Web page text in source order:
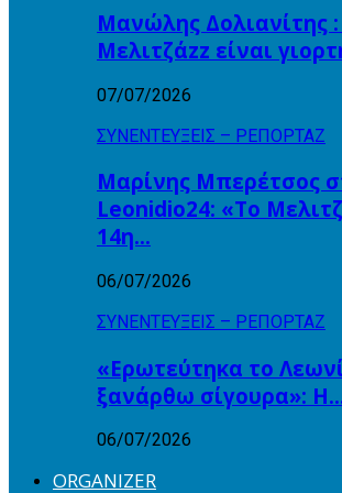
Μανώλης Δολιανίτης
Μελιτζάzz είναι
07/07/2026
ΣΥΝΕΝΤΕΥΞΕΙΣ – ΡΕΠΟΡΤΑΖ
Μαρίνης Μπερέτσος
Leonidio24: «Το
14η…
06/07/2026
ΣΥΝΕΝΤΕΥΞΕΙΣ – ΡΕΠΟΡΤΑΖ
«Ερωτεύτηκα το
ξανάρθω σίγουρα»:
06/07/2026
ORGANIZER